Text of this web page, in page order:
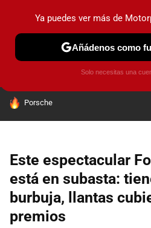
PRUEBAS INDUSTRIA HOY
HOY SE HABLA DE
Porsche
Este espectacular
está en subasta:
burbuja, llantas
premios
Ya puedes ver más de
Añádenos como
Solo necesitas una